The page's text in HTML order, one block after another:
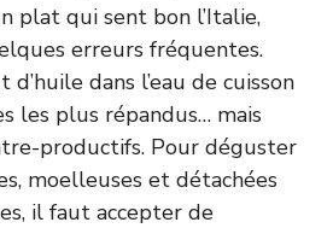
plat qui sent bon l’Italie,
erreurs fréquentes.
d’huile dans l’eau de cuisson
les plus répandus… mais
productifs. Pour déguster
moelleuses et détachées
il faut accepter de